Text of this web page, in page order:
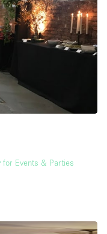
Events & Parties